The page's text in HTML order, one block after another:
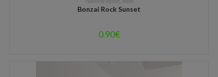
Bonzai Rock Sunset
0.90€